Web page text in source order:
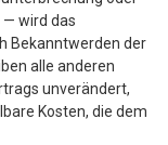
— wird das
Bekanntwerden der
alle anderen
unverändert,
Kosten, die dem